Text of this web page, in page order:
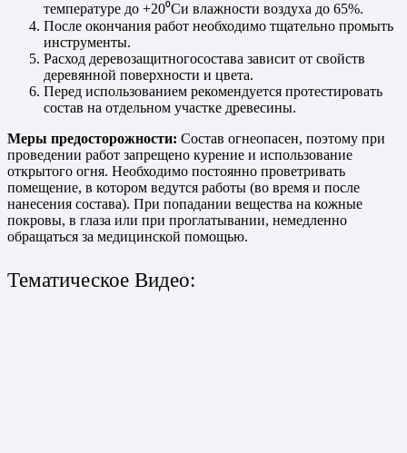
температуре до +20⁰Си влажности воздуха до 65%.
После окончания работ необходимо тщательно промыть
инструменты.
Расход деревозащитногосостава зависит от свойств
деревянной поверхности и цвета.
Перед использованием рекомендуется протестировать
состав на отдельном участке древесины.
Меры предосторожности: Состав огнеопасен, поэтому при
проведении работ запрещено курение и использование
открытого огня. Необходимо постоянно проветривать
помещение, в котором ведутся работы (во время и после
нанесения состава). При попадании вещества на кожные
покровы, в глаза или при проглатывании, немедленно
обращаться за медицинской помощью.
Тематическое Видео: